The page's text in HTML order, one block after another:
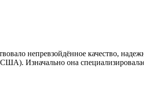
непревзойдённое качество,
Изначально она